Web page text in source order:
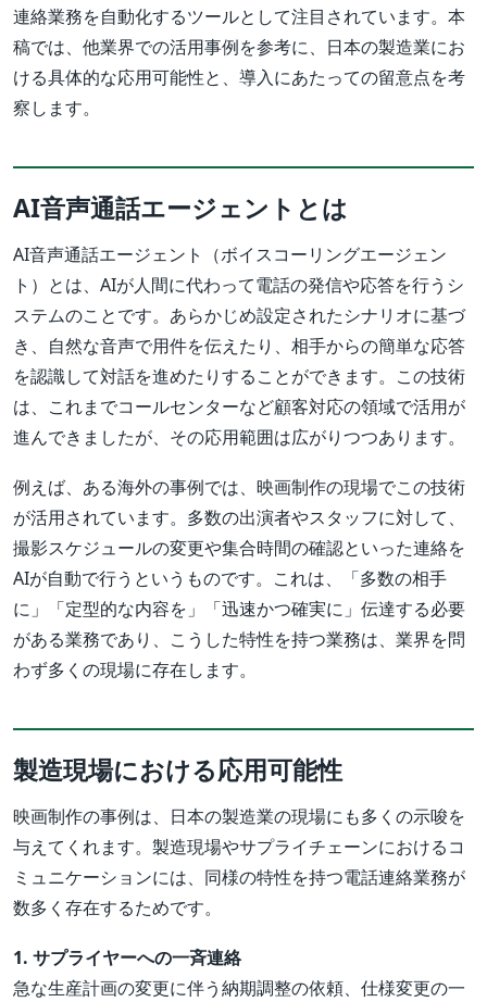
連絡業務を自動化するツールとして注目されています。本
稿では、他業界での活用事例を参考に、日本の製造業にお
ける具体的な応用可能性と、導入にあたっての留意点を考
察します。
AI音声通話エージェントとは
AI音声通話エージェント（ボイスコーリングエージェン
ト）とは、AIが人間に代わって電話の発信や応答を行うシ
ステムのことです。あらかじめ設定されたシナリオに基づ
き、自然な音声で用件を伝えたり、相手からの簡単な応答
を認識して対話を進めたりすることができます。この技術
は、これまでコールセンターなど顧客対応の領域で活用が
進んできましたが、その応用範囲は広がりつつあります。
例えば、ある海外の事例では、映画制作の現場でこの技術
が活用されています。多数の出演者やスタッフに対して、
撮影スケジュールの変更や集合時間の確認といった連絡を
AIが自動で行うというものです。これは、「多数の相手
に」「定型的な内容を」「迅速かつ確実に」伝達する必要
がある業務であり、こうした特性を持つ業務は、業界を問
わず多くの現場に存在します。
製造現場における応用可能性
映画制作の事例は、日本の製造業の現場にも多くの示唆を
与えてくれます。製造現場やサプライチェーンにおけるコ
ミュニケーションには、同様の特性を持つ電話連絡業務が
数多く存在するためです。
1. サプライヤーへの一斉連絡
急な生産計画の変更に伴う納期調整の依頼、仕様変更の一